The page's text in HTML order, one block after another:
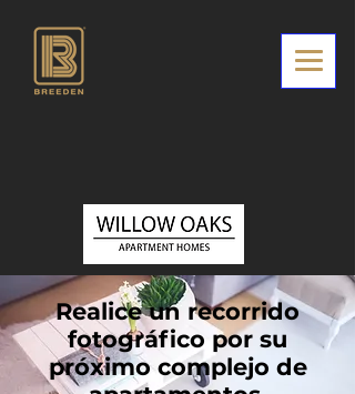
Realice un recorrido
fotográfico por su
próximo complejo de